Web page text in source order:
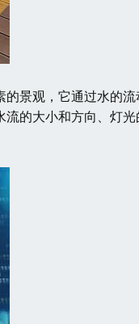
景观，它通过水的
的大小和方向、灯